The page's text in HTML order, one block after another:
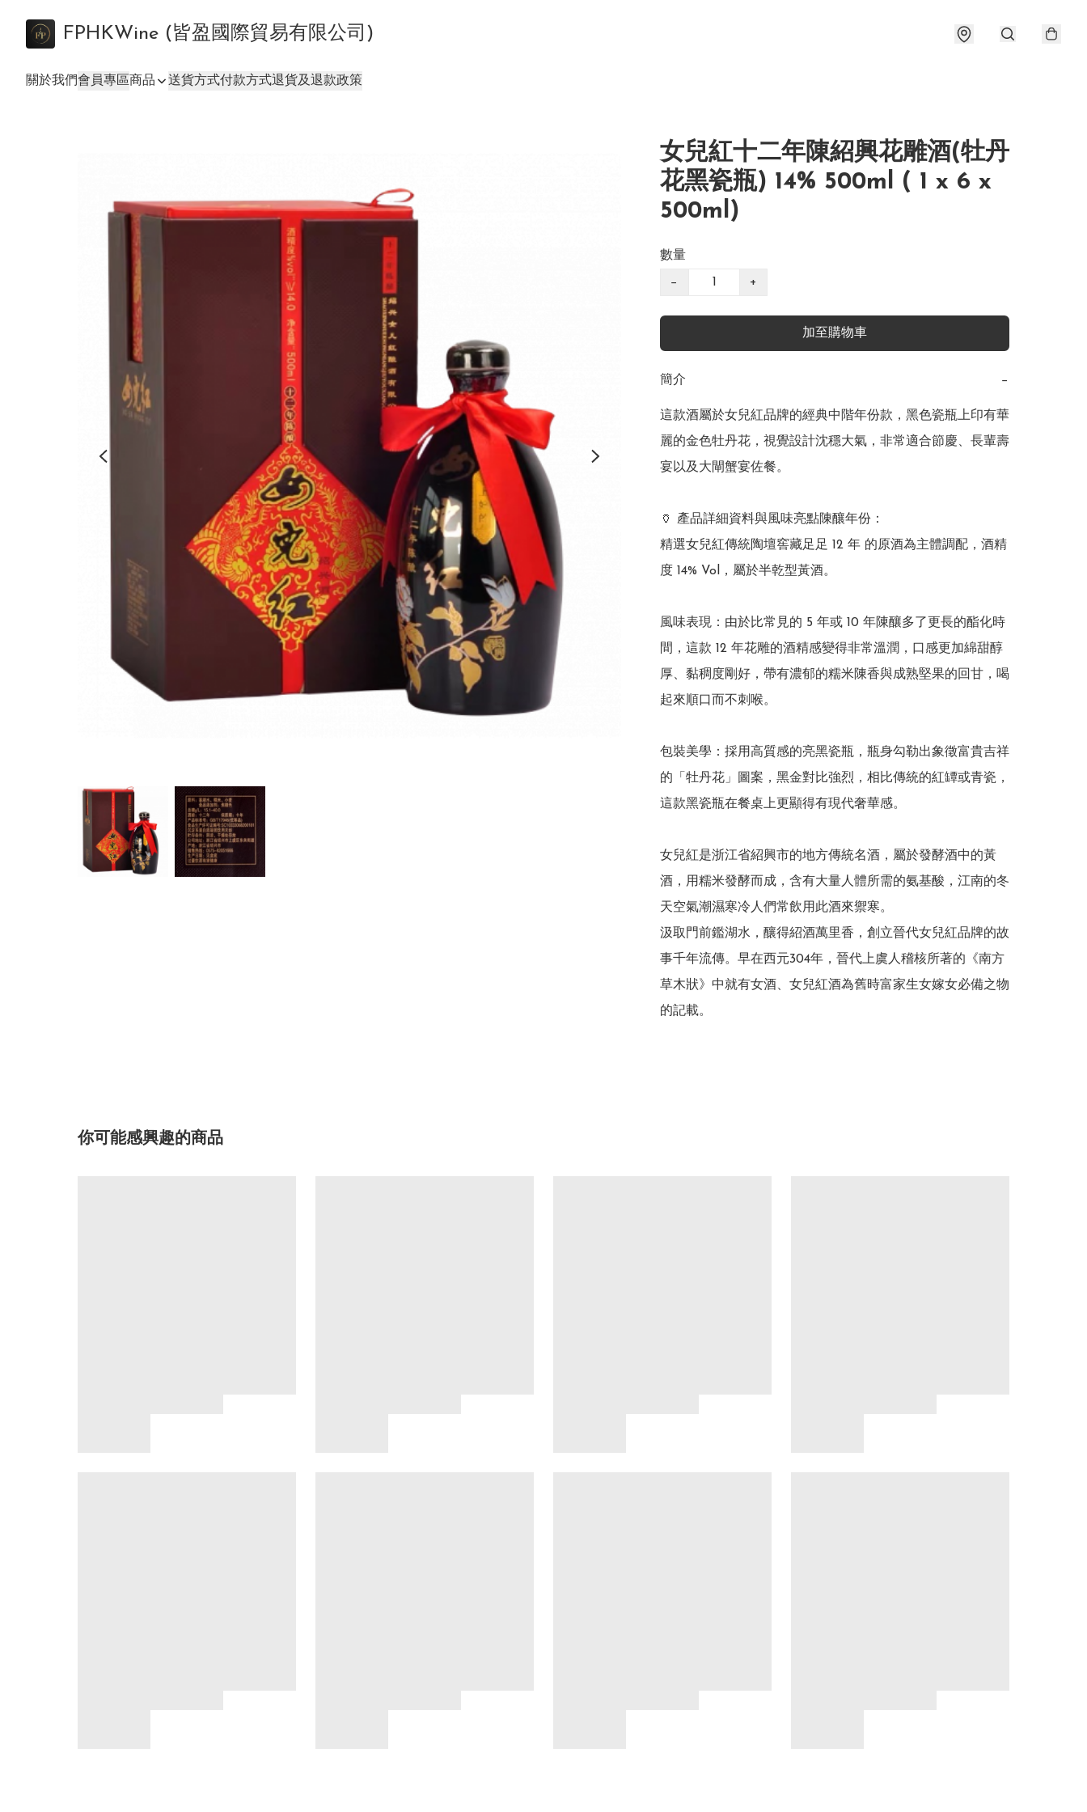
FPHKWine (皆盈國際貿易有限公司)
關於我們會員專區商品 送貨方式付款方式退貨及退款政策
女兒紅十二年陳紹興花雕酒(牡丹
花黑瓷瓶) 14% 500ml ( 1 x 6 x
500ml)
數量
− +
加至購物車
簡介 −
這款酒屬於女兒紅品牌的經典中階年份款，黑色瓷瓶上印有華
麗的金色牡丹花，視覺設計沈穩大氣，非常適合節慶、長輩壽
宴以及大閘蟹宴佐餐。
🏺 產品詳細資料與風味亮點陳釀年份：
精選女兒紅傳統陶壇窖藏足足 12 年 的原酒為主體調配，酒精
度 14% Vol，屬於半乾型黃酒。
風味表現：由於比常見的 5 年或 10 年陳釀多了更長的酯化時
間，這款 12 年花雕的酒精感變得非常溫潤，口感更加綿甜醇
厚、黏稠度剛好，帶有濃郁的糯米陳香與成熟堅果的回甘，喝
起來順口而不刺喉。
包裝美學：採用高質感的亮黑瓷瓶，瓶身勾勒出象徵富貴吉祥
的「牡丹花」圖案，黑金對比強烈，相比傳統的紅罈或青瓷，
這款黑瓷瓶在餐桌上更顯得有現代奢華感。
女兒紅是浙江省紹興市的地方傳統名酒，屬於發酵酒中的黃
酒，用糯米發酵而成，含有大量人體所需的氨基酸，江南的冬
天空氣潮濕寒冷人們常飲用此酒來禦寒。
汲取門前鑑湖水，釀得紹酒萬里香，創立晉代女兒紅品牌的故
事千年流傳。早在西元304年，晉代上虞人稽核所著的《南方
草木狀》中就有女酒、女兒紅酒為舊時富家生女嫁女必備之物
的記載。
你可能感興趣的商品